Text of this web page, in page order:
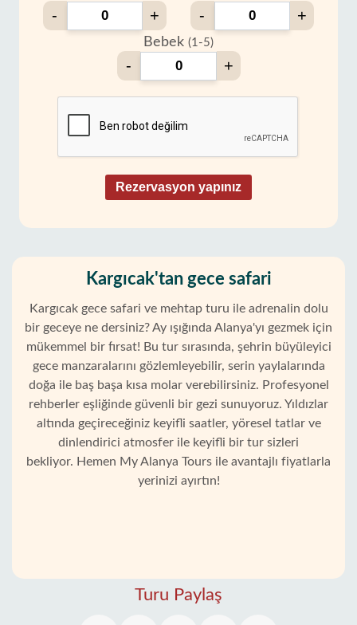
Kargıcak
- + - +
Bebek (1-5)
- +
Rezervasyon yapınız
Kargıcak'tan gece safari
Kargıcak gece safari ve mehtap turu ile adrenalin dolu
bir geceye ne dersiniz? Ay ışığında Alanya'yı gezmek için
mükemmel bir fırsat! Bu tur sırasında, şehrin büyüleyici
gece manzaralarını gözlemleyebilir, serin yaylalarında
doğa ile baş başa kısa molar verebilirsiniz. Profesyonel
rehberler eşliğinde güvenli bir gezi sunuyoruz. Yıldızlar
altında geçireceğiniz keyifli saatler, yöresel tatlar ve
dinlendirici atmosfer ile keyifli bir tur sizleri
bekliyor. Hemen My Alanya Tours ile avantajlı fiyatlarla
yerinizi ayırtın!
Turu Paylaş